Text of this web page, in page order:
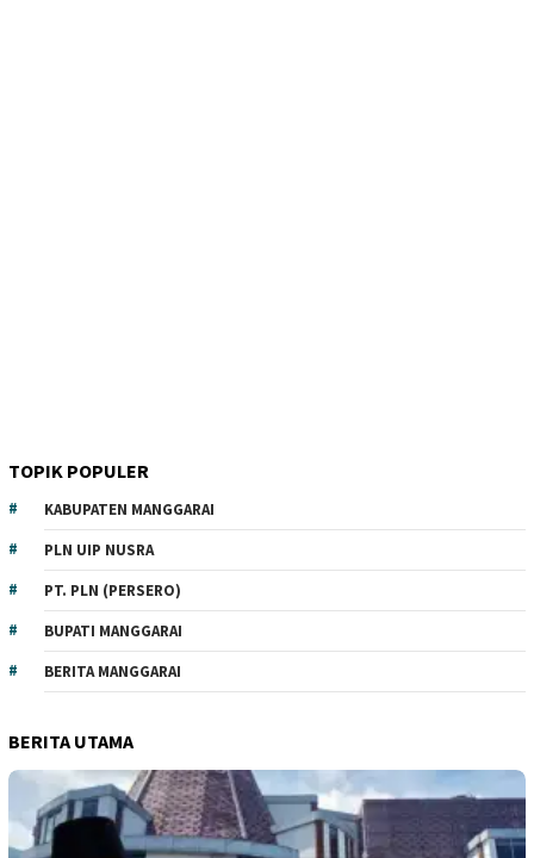
TOPIK POPULER
KABUPATEN MANGGARAI
PLN UIP NUSRA
PT. PLN (PERSERO)
BUPATI MANGGARAI
BERITA MANGGARAI
BERITA UTAMA